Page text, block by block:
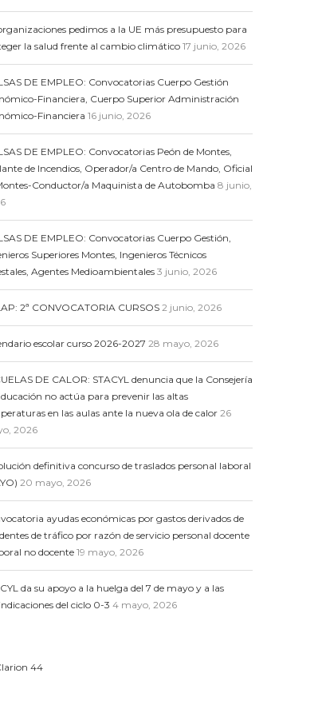
pedimos a la UE más presupuesto para
la salud frente al cambio climático 17 junio, 2026
DE EMPLEO: Convocatorias Cuerpo Gestión
Financiera, Cuerpo Superior Administración
Financiera 16 junio, 2026
DE EMPLEO: Convocatorias Peón de Montes,
de Incendios, Operador/a Centro de Mando, Oficial
Conductor/a Maquinista de Autobomba 8 junio,
DE EMPLEO: Convocatorias Cuerpo Gestión,
Superiores Montes, Ingenieros Técnicos
Agentes Medioambientales3 junio, 2026
2ª CONVOCATORIA CURSOS 2 junio, 2026
escolar curso 2026-2027 28 mayo, 2026
DE CALOR: STACYL denuncia que la Consejería
no actúa para prevenir las altas
en las aulas ante la nueva ola de calor26
2026
definitiva concurso de traslados personal laboral
20 mayo, 2026
ayudas económicas por gastos derivados de
de tráfico por razón de servicio personal docente
no docente19 mayo, 2026
da su apoyo a la huelga del 7 de mayo y a las
del ciclo 0-3 4 mayo, 2026